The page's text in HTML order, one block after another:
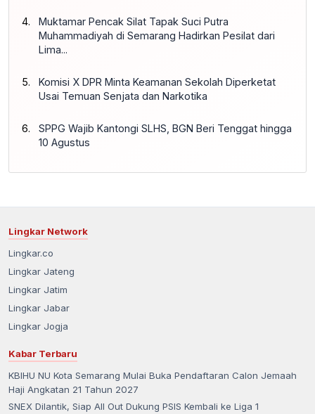
Muktamar Pencak Silat Tapak Suci Putra
Muhammadiyah di Semarang Hadirkan Pesilat dari
Lima...
Komisi X DPR Minta Keamanan Sekolah Diperketat
Usai Temuan Senjata dan Narkotika
SPPG Wajib Kantongi SLHS, BGN Beri Tenggat hingga
10 Agustus
Lingkar Network
Lingkar.co
Lingkar Jateng
Lingkar Jatim
Lingkar Jabar
Lingkar Jogja
Kabar Terbaru
KBIHU NU Kota Semarang Mulai Buka Pendaftaran Calon Jemaah
Haji Angkatan 21 Tahun 2027
SNEX Dilantik, Siap All Out Dukung PSIS Kembali ke Liga 1